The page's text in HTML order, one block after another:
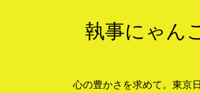
執事にゃん
心の豊かさを求めて。東京